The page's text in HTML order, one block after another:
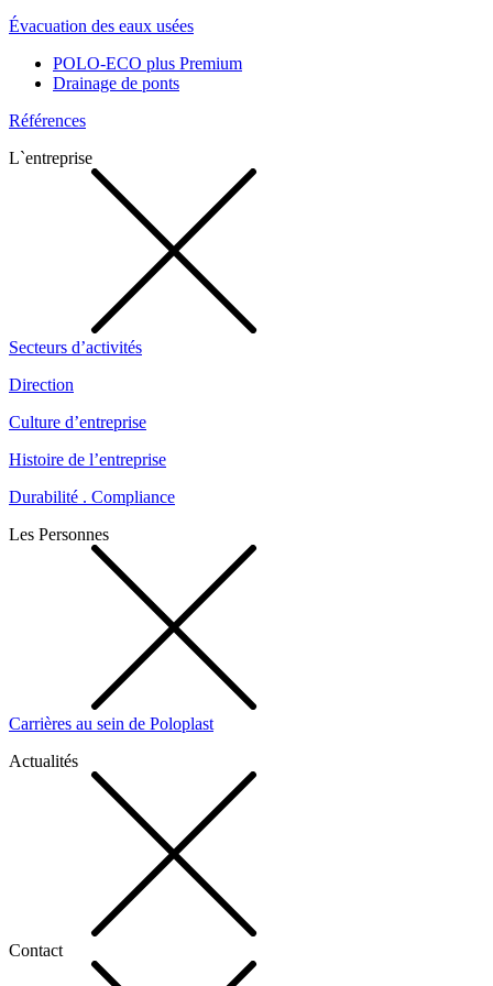
Évacuation des eaux usées
POLO-ECO plus Premium
Drainage de ponts
Références
L`entreprise
Secteurs d’activités
Direction
Culture d’entreprise
Histoire de l’entreprise
Durabilité . Compliance
Les Personnes
Carrières au sein de Poloplast
Actualités
Contact